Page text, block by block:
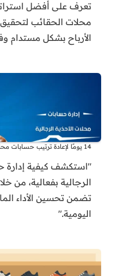
تعرف على أفضل
محلات الحقائب
الأرباح بشكل مستدام
14 يومًا لإعادة ترتيب حسابات محلات الأحذية الرجالية من الصفر
"استكشف كيفية إدارة
الرجالية بفعالية، من
تضمن تحسين الأداء
اليومية."